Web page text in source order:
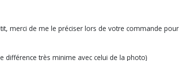
merci de me le préciser lors de votre commande pour
différence très minime avec celui de la photo)